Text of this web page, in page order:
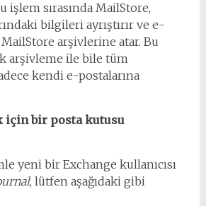
işlem sırasında MailStore,
bilgileri ayrıştırır ve e-
arşivlerine atar. Bu
arşivleme ile bile tüm
kendi e-postalarına
için bir posta kutusu
yeni bir Exchange kullanıcısı
, lütfen aşağıdaki gibi